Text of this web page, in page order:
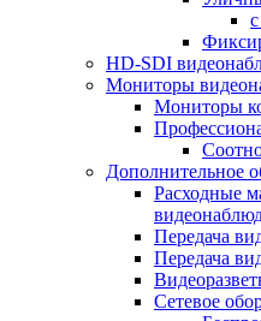
HD-SDI
Мониторы
Мониторы
Дополнительное
Расходные
Передача
Передача
Сетевое